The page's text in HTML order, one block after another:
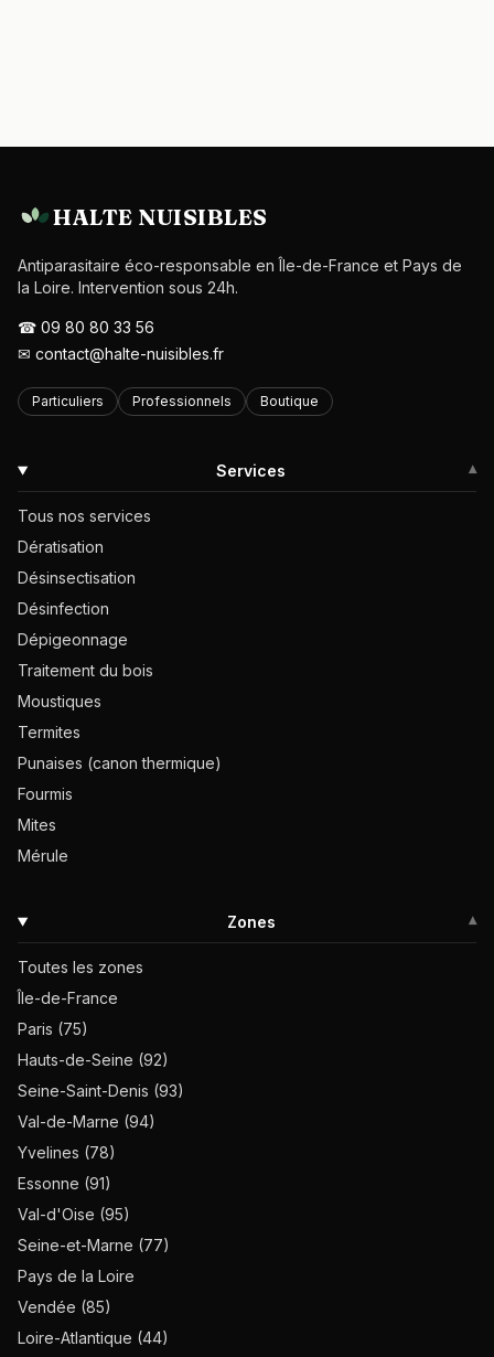
HALTE NUISIBLES
Antiparasitaire éco-responsable en Île-de-France et Pays de
la Loire. Intervention sous 24h.
☎ 09 80 80 33 56
✉ contact@halte-nuisibles.fr
Particuliers Professionnels Boutique
Services ▾
Tous nos services
Dératisation
Désinsectisation
Désinfection
Dépigeonnage
Traitement du bois
Moustiques
Termites
Punaises (canon thermique)
Fourmis
Mites
Mérule
Zones ▾
Toutes les zones
Île-de-France
Paris (75)
Hauts-de-Seine (92)
Seine-Saint-Denis (93)
Val-de-Marne (94)
Yvelines (78)
Essonne (91)
Val-d'Oise (95)
Seine-et-Marne (77)
Pays de la Loire
Vendée (85)
Loire-Atlantique (44)